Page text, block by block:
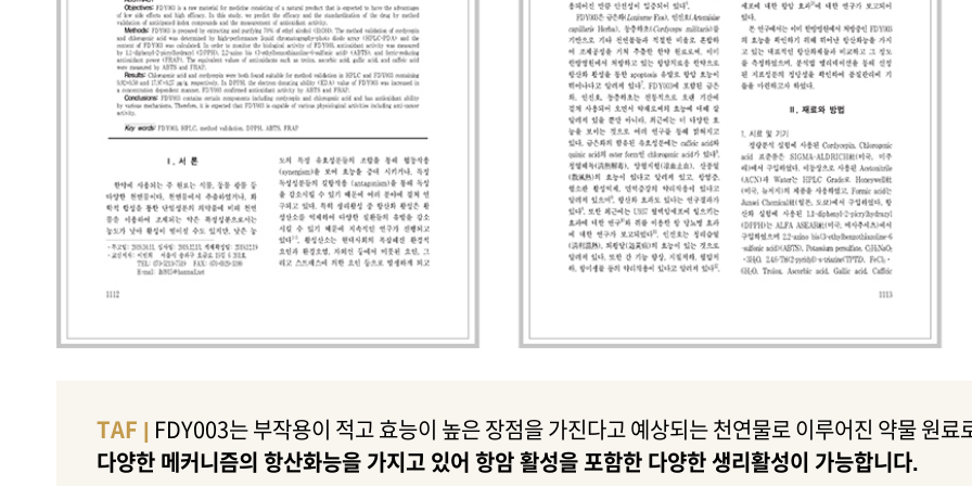
TAF | FDY003는 부작용이 적고 효능이 높은 장점을 가진다고 예상되는 천연물로 이루어진 약물 원료
다양한 메커니즘의 항산화능을 가지고 있어 항암 활성을 포함한 다양한 생리활성이 가능합니다.